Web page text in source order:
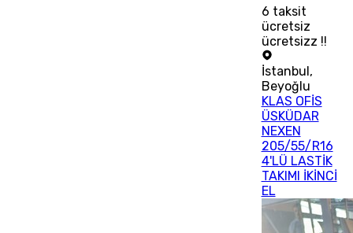
6 taksit
ücretsiz
ücretsizz !!
İstanbul ,
Beyoğlu
KLAS OFİS
ÜSKÜDAR
NEXEN
205/55/R16
4'LÜ LASTİK
TAKIMI İKİNCİ
EL